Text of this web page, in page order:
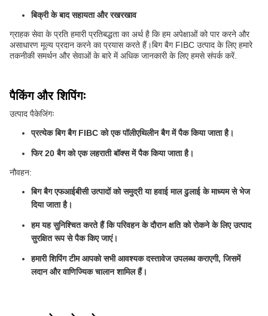
बिक्री के बाद सहायता और रखरखाव
ग्राहक सेवा के प्रति हमारी प्रतिबद्धता का अर्थ है कि हम अपेक्षाओं को पार करने और
असाधारण मूल्य प्रदान करने का प्रयास करते हैं।बिग बैग FIBC उत्पाद के लिए हमारे
तकनीकी समर्थन और सेवाओं के बारे में अधिक जानकारी के लिए हमसे संपर्क करें.
पैकिंग और शिपिंगः
उत्पाद पैकेजिंगः
प्रत्येक बिग बैग FIBC को एक पॉलीएथिलीन बैग में पैक किया जाता है।
फिर 20 बैग को एक लहराती बॉक्स में पैक किया जाता है।
नौवहन:
बिग बैग एफआईबीसी उत्पादों को समुद्री या हवाई माल ढुलाई के माध्यम से भेज
दिया जाता है।
हम यह सुनिश्चित करते हैं कि परिवहन के दौरान क्षति को रोकने के लिए उत्पाद
सुरक्षित रूप से पैक किए जाएं।
हमारी शिपिंग टीम आपको सभी आवश्यक दस्तावेज उपलब्ध कराएगी, जिसमें
लदान और वाणिज्यिक चालान शामिल हैं।